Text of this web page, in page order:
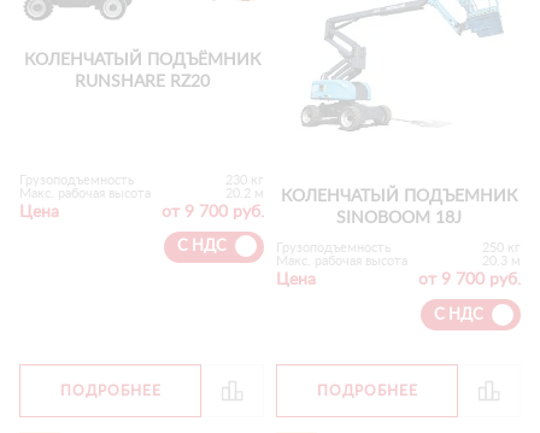
КОЛЕНЧАТЫЙ ПОДЪЁМНИК
RUNSHARE RZ20
Грузоподъемность
230 кг
Макс. рабочая высота
20.2 м
Цена от 9 700 руб.
С НДС
ПОДРОБНЕЕ
КОЛЕНЧАТЫЙ ПОДЪЕМНИК
SINOBOOM 18J
Грузоподъемность
250 кг
Макс. рабочая высота
20.3 м
Цена от 9 700 руб.
С НДС
ПОДРОБНЕЕ